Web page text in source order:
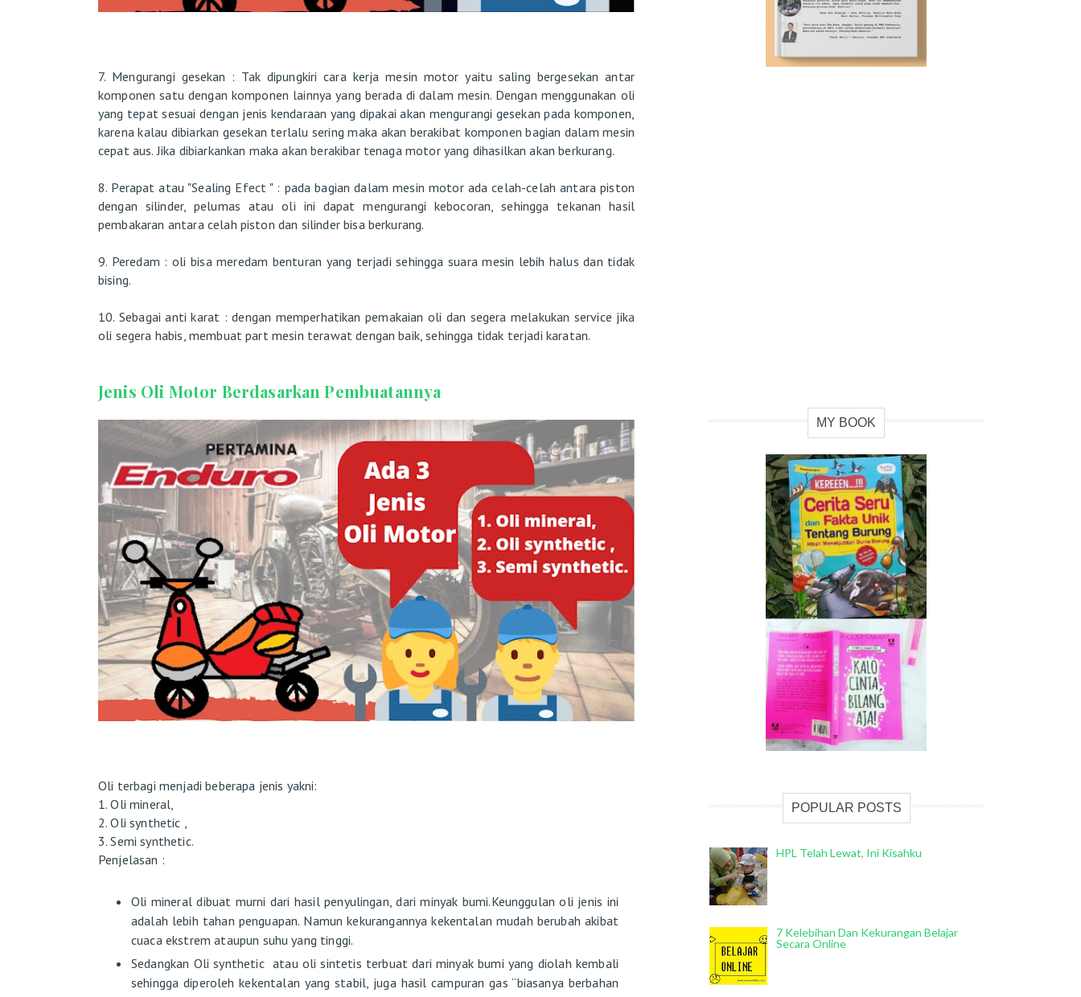
7. Mengurangi gesekan : Tak dipungkiri cara kerja mesin motor yaitu saling bergesekan antar
komponen satu dengan komponen lainnya yang berada di dalam mesin. Dengan menggunakan oli
yang tepat sesuai dengan jenis kendaraan yang dipakai akan mengurangi gesekan pada komponen,
karena kalau dibiarkan gesekan terlalu sering maka akan berakibat komponen bagian dalam mesin
cepat aus. Jika dibiarkankan maka akan berakibar tenaga motor yang dihasilkan akan berkurang.
8. Perapat atau "Sealing Efect " : pada bagian dalam mesin motor ada celah-celah antara piston
dengan silinder, pelumas atau oli ini dapat mengurangi kebocoran, sehingga tekanan hasil
pembakaran antara celah piston dan silinder bisa berkurang.
9. Peredam : oli bisa meredam benturan yang terjadi sehingga suara mesin lebih halus dan tidak
bising.
10. Sebagai anti karat : dengan memperhatikan pemakaian oli dan segera melakukan service jika
oli segera habis, membuat part mesin terawat dengan baik, sehingga tidak terjadi karatan.
Jenis Oli Motor Berdasarkan Pembuatannya
Oli terbagi menjadi beberapa jenis yakni:
1. Oli mineral,
2. Oli synthetic ,
3. Semi synthetic.
Penjelasan :
Oli mineral dibuat murni dari hasil penyulingan, dari minyak bumi.Keunggulan oli jenis ini
adalah lebih tahan penguapan. Namun kekurangannya kekentalan mudah berubah akibat
cuaca ekstrem ataupun suhu yang tinggi.
Sedangkan Oli synthetic atau oli sintetis terbuat dari minyak bumi yang diolah kembali
sehingga diperoleh kekentalan yang stabil, juga hasil campuran gas “biasanya berbahan
MY BOOK
POPULAR POSTS
HPL Telah Lewat, Ini Kisahku
7 Kelebihan Dan Kekurangan Belajar
Secara Online